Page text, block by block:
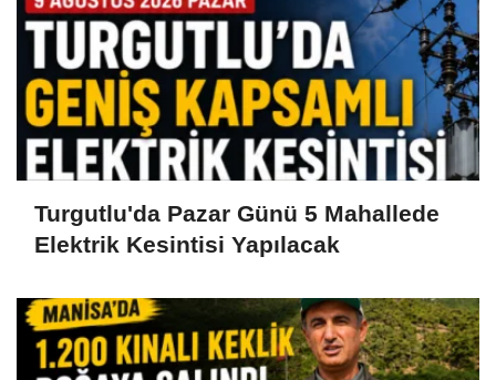
Turgutlu'da Pazar Günü 5 Mahallede
Elektrik Kesintisi Yapılacak